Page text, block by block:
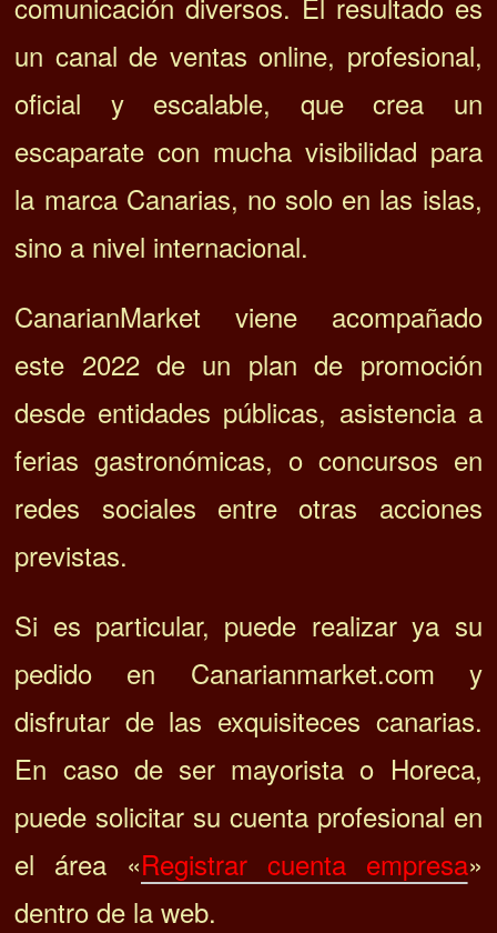
un canal de ventas online, profesional,
oficial y escalable, que crea un
escaparate con mucha visibilidad para
la marca Canarias, no solo en las islas,
sino a nivel internacional.
CanarianMarket viene acompañado
este 2022 de un plan de promoción
desde entidades públicas, asistencia a
ferias gastronómicas, o concursos en
redes sociales entre otras acciones
previstas.
Si es particular, puede realizar ya su
pedido en Canarianmarket.com y
disfrutar de las exquisiteces canarias.
En caso de ser mayorista o Horeca,
puede solicitar su cuenta profesional en
el área «Registrar cuenta empresa»
dentro de la web.